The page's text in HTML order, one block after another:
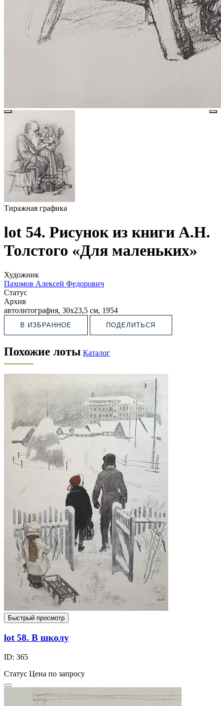
Тиражная графика
lot 54. Рисунок из книги А.Н.
Толстого «Для маленьких»
Художник
Пахомов Алексей Федорович
Статус
Архив
автолитография, 30х23,5 см, 1954
В ИЗБРАННОЕ ПОДЕЛИТЬСЯ
Похожие лоты Каталог
Быстрый просмотр
lot 58. В школу
ID: 365
Статус Цена по запросу